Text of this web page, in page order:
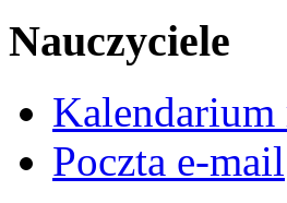
Nauczyciele
Poczta e-mail